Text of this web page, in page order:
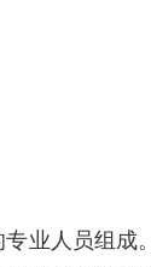
业人员组